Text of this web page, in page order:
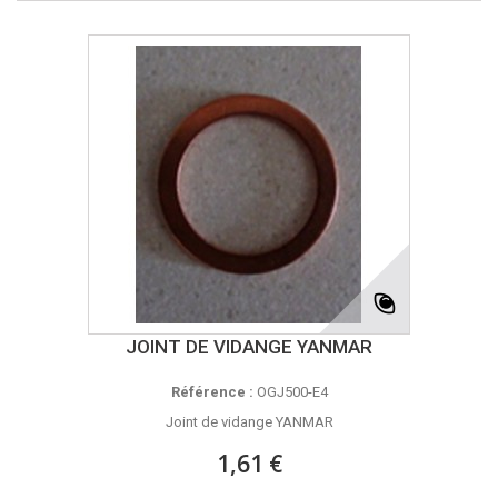
JOINT DE VIDANGE YANMAR
Référence : OGJ500-E4
Joint de vidange YANMAR
1,61 €